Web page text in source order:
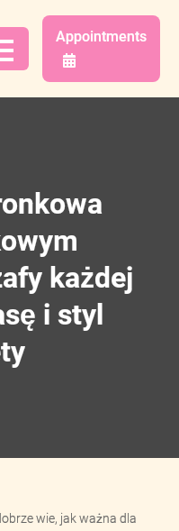
Appointments
każdej
i styl
wie, jak ważna dla